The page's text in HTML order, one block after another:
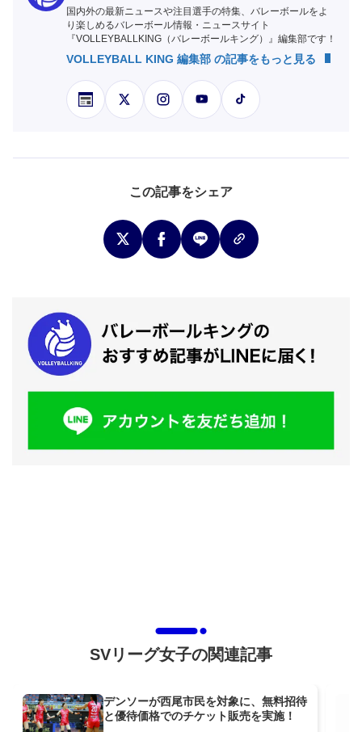
国内外の最新ニュースや注目選手の特集、バレーボールをよ
り楽しめるバレーボール情報・ニュースサイト
『VOLLEYBALLKING（バレーボールキング）』編集部です！
VOLLEYBALL KING 編集部 の記事をもっと見る
この記事をシェア
SVリーグ女子の関連記事
デンソーが西尾市民を対象に、無料招待
と優待価格でのチケット販売を実施！